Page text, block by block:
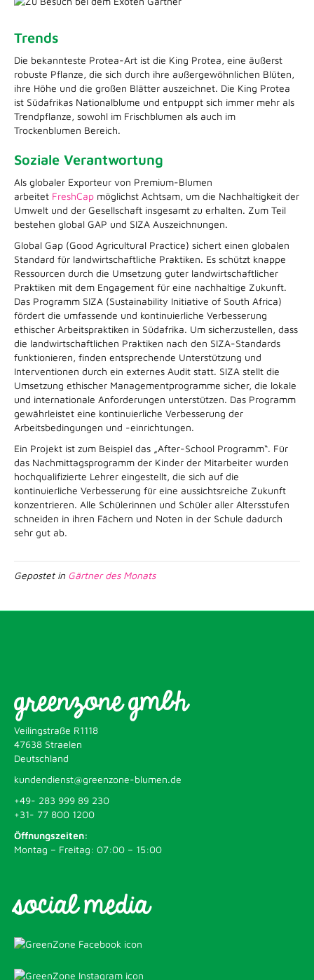
Trends
Die bekannteste Protea-Art ist die King Protea, eine äußerst
robuste Pflanze, die sich durch ihre außergewöhnlichen Blüten,
ihre Höhe und die großen Blätter auszeichnet. Die King Protea
ist Südafrikas Nationalblume und entpuppt sich immer mehr als
Trendpflanze, sowohl im Frischblumen als auch im
Trockenblumen Bereich.
Soziale Verantwortung
Als globaler Exporteur von Premium-Blumen
arbeitet FreshCap möglichst Achtsam, um die Nachhaltigkeit der
Umwelt und der Gesellschaft insgesamt zu erhalten. Zum Teil
bestehen global GAP und SIZA Auszeichnungen.
Global Gap (Good Agricultural Practice) sichert einen globalen
Standard für landwirtschaftliche Praktiken. Es schützt knappe
Ressourcen durch die Umsetzung guter landwirtschaftlicher
Praktiken mit dem Engagement für eine nachhaltige Zukunft.
Das Programm SIZA (Sustainability Initiative of South Africa)
fördert die umfassende und kontinuierliche Verbesserung
ethischer Arbeitspraktiken in Südafrika. Um sicherzustellen, dass
die landwirtschaftlichen Praktiken nach den SIZA-Standards
funktionieren, finden entsprechende Unterstützung und
Interventionen durch ein externes Audit statt. SIZA stellt die
Umsetzung ethischer Managementprogramme sicher, die lokale
und internationale Anforderungen unterstützen. Das Programm
gewährleistet eine kontinuierliche Verbesserung der
Arbeitsbedingungen und -einrichtungen.
Ein Projekt ist zum Beispiel das „After-School Programm“. Für
das Nachmittagsprogramm der Kinder der Mitarbeiter wurden
hochqualifizierte Lehrer eingestellt, die sich auf die
kontinuierliche Verbesserung für eine aussichtsreiche Zukunft
konzentrieren. Alle Schülerinnen und Schüler aller Altersstufen
schneiden in ihren Fächern und Noten in der Schule dadurch
sehr gut ab.
Gepostet in Gärtner des Monats
greenzone gmbh
Veilingstraße R1118
47638 Straelen
Deutschland
kundendienst@greenzone-blumen.de
+49- 283 999 89 230
+31- 77 800 1200
Öffnungszeiten:
Montag – Freitag: 07:00 – 15:00
social media